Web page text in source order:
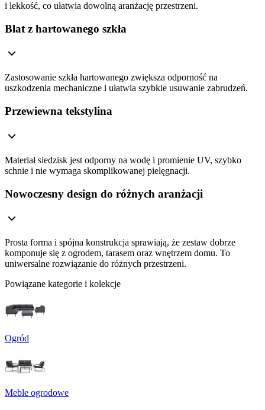
i lekkość, co ułatwia dowolną aranżację przestrzeni.
Blat z hartowanego szkła
Zastosowanie szkła hartowanego zwiększa odporność na
uszkodzenia mechaniczne i ułatwia szybkie usuwanie zabrudzeń.
Przewiewna tekstylina
Materiał siedzisk jest odporny na wodę i promienie UV, szybko
schnie i nie wymaga skomplikowanej pielęgnacji.
Nowoczesny design do różnych aranżacji
Prosta forma i spójna konstrukcja sprawiają, że zestaw dobrze
komponuje się z ogrodem, tarasem oraz wnętrzem domu. To
uniwersalne rozwiązanie do różnych przestrzeni.
Powiązane kategorie i kolekcje
Ogród
Meble ogrodowe